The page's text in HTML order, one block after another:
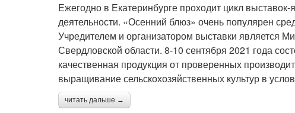
Ежегодно в Екатеринбурге проходит цикл
деятельности. «Осенний блюз» очень популярен
Учредителем и организатором выставки является
Свердловской области. 8-10 сентября 2021 года
качественная продукция от проверенных
выращивание сельскохозяйственных культур в
читать дальше →